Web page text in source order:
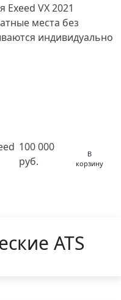
VX 2021
места без
индивидуально
100 000
руб.
В
корзину
ATS